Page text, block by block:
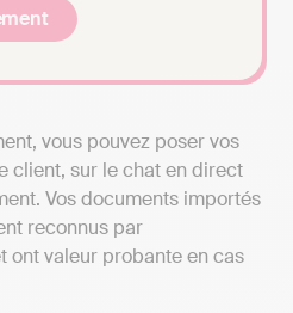
vous pouvez poser vos
client, sur le chat en direct
Vos documents importés
reconnus par
ont valeur probante en cas